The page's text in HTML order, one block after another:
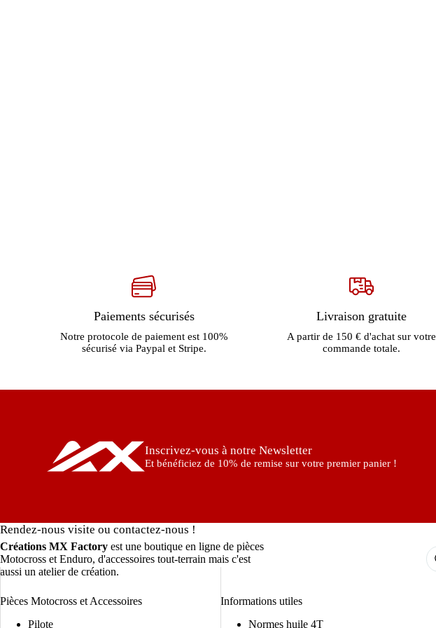
Paiements sécurisés
Notre protocole de paiement est 100%
sécurisé via Paypal et Stripe.
Livraison gratuite
A partir de 150 € d'achat sur votre
commande totale.
Inscrivez-vous à notre Newsletter
Et bénéficiez de 10% de remise sur votre premier panier !
Rendez-nous visite ou contactez-nous !
Créations MX Factory est une boutique en ligne de pièces
Motocross et Enduro, d'accessoires tout-terrain mais c'est
aussi un atelier de création.
Pièces Motocross et Accessoires
Pilote
Informations utiles
Normes huile 4T